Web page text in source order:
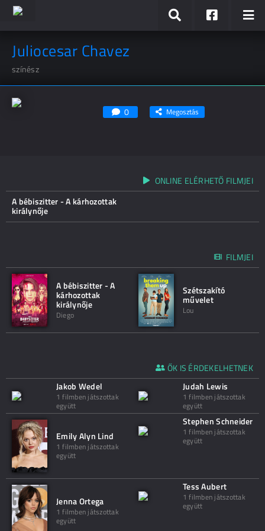
Juliocesar Chavez
színész
0 Megosztás
ONLINE ELÉRHETŐ FILMJEI
A bébiszitter - A kárhozottak
királynője
FILMJEI
A bébiszitter - A
kárhozottak
királynője
Diego
Szétszakító
művelet
Lou
ŐK IS ÉRDEKELHETNEK
Jakob Wedel
1 filmben játszottak
együtt
Judah Lewis
1 filmben játszottak
együtt
Emily Alyn Lind
1 filmben játszottak
együtt
Stephen Schneider
1 filmben játszottak
együtt
Jenna Ortega
1 filmben játszottak
együtt
Tess Aubert
1 filmben játszottak
együtt